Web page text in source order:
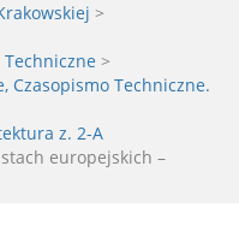
>
>
Czasopismo Techniczne.
z. 2-A
europejskich –